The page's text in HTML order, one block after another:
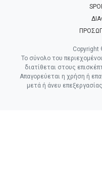
Copyright
Το σύνολο του
διατίθεται στους
Απαγορεύεται η χρήση ή
μετά ή άνευ